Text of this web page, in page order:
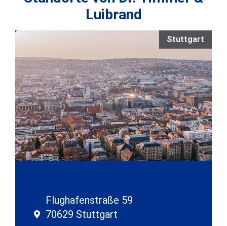
Luibrand
Stuttgart
Flughafenstraße 59
70629 Stuttgart